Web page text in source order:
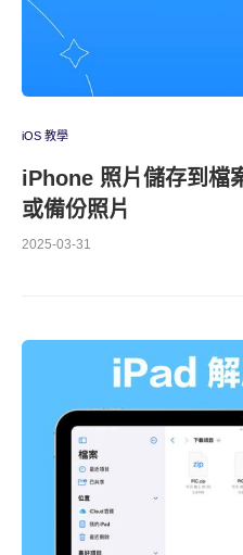
iOS 教學
iPhone 照片儲存到檔
或備份照片
2025-03-31